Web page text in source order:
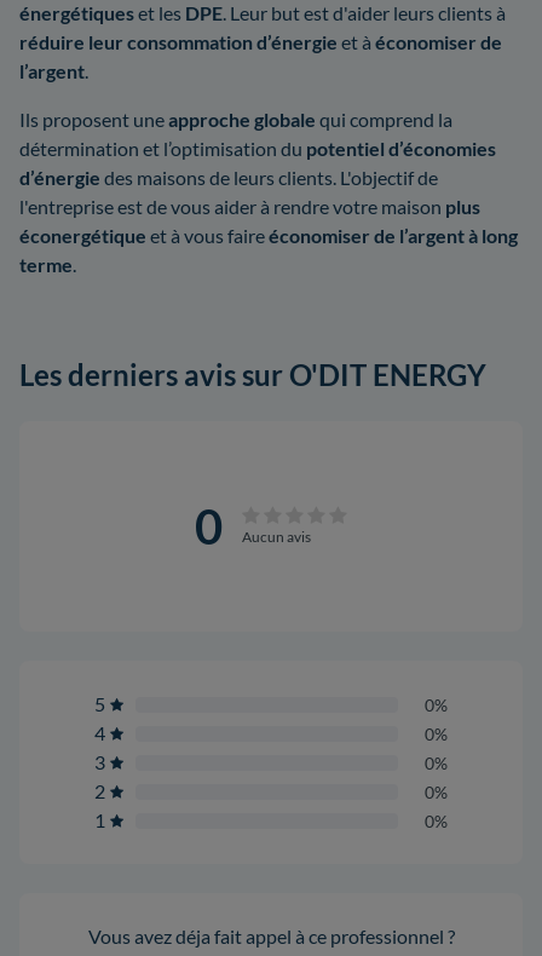
énergétiqueset les DPE. Leur but est d'aider leurs clients à
réduire leur consommation d’énergie et à économiser de
l’argent.
Ils proposent uneapproche globale qui comprend la
détermination et l’optimisation du potentiel d’économies
d’énergie des maisons de leurs clients. L'objectif de
l'entreprise est de vous aider à rendre votre maison plus
éconergétique et à vous faireéconomiser de l’argent à long
terme.
Les derniers avis sur O'DIT ENERGY
0 Aucun avis
5 0%
4 0%
3 0%
2 0%
1 0%
Vous avez déja fait appel à ce professionnel ?